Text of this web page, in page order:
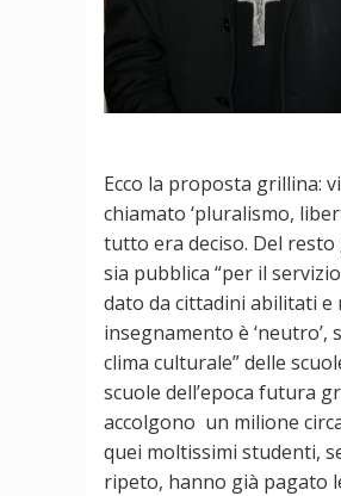
Ecco la proposta grillina:
chiamato ‘pluralismo,
tutto era deciso. Del
sia pubblica “per il
dato da cittadini abilitati e
insegnamento è
clima culturale” delle
scuole dell’epoca futura
accolgono un milione
quei moltissimi studenti,
ripeto, hanno già pagato